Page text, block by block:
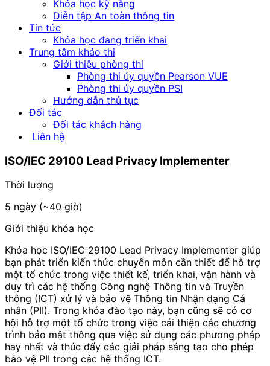
Khóa học kỹ năng
Diễn tập An toàn thông tin
Tin tức
Khóa học đang triển khai
Trung tâm khảo thi
Giới thiệu phòng thi
Phòng thi ủy quyền Pearson VUE
Phòng thi ủy quyền PSI
Hướng dẫn thủ tục
Đối tác
Đối tác khách hàng
Liên hệ
ISO/IEC 29100 Lead Privacy Implementer
Thời lượng
5 ngày (~40 giờ)
Giới thiệu khóa học
Khóa học ISO/IEC 29100 Lead Privacy Implementer giúp
bạn phát triển kiến thức chuyên môn cần thiết để hỗ trợ
một tổ chức trong việc thiết kế, triển khai, vận hành và
duy trì các hệ thống Công nghệ Thông tin và Truyền
thông (ICT) xử lý và bảo vệ Thông tin Nhận dạng Cá
nhân (PII). Trong khóa đào tạo này, bạn cũng sẽ có cơ
hội hỗ trợ một tổ chức trong việc cải thiện các chương
trình bảo mật thông qua việc sử dụng các phương pháp
hay nhất và thúc đẩy các giải pháp sáng tạo cho phép
bảo vệ PII trong các hệ thống ICT.